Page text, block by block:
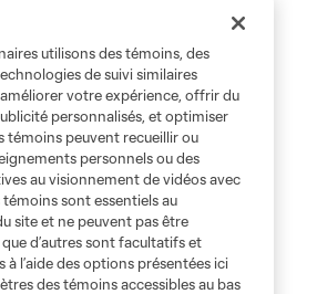
utilisons des témoins, des
de suivi similaires
améliorer votre expérience, offrir du
personnalisés, et optimiser
témoins peuvent recueillir ou
personnels ou des
au visionnement de vidéos avec
sont essentiels au
site et ne peuvent pas être
d’autres sont facultatifs et
à l’aide des options présentées ici
des témoins accessibles au bas